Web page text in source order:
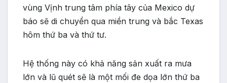
vùng Vịnh trung tâm phía tây của Mexico dự
báo ​​sẽ di chuyển qua miền trung và bắc Texas
hôm thứ ba và thứ tư.
Hệ thống này có khả năng sản xuất ra mưa
lớn và lũ quét sẽ là một mối đe dọa lớn thứ ba